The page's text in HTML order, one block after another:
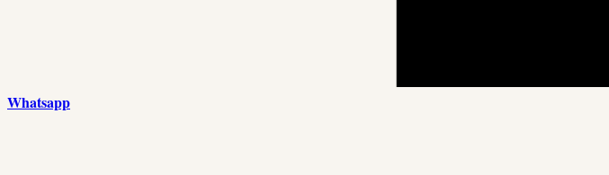
Whatsapp